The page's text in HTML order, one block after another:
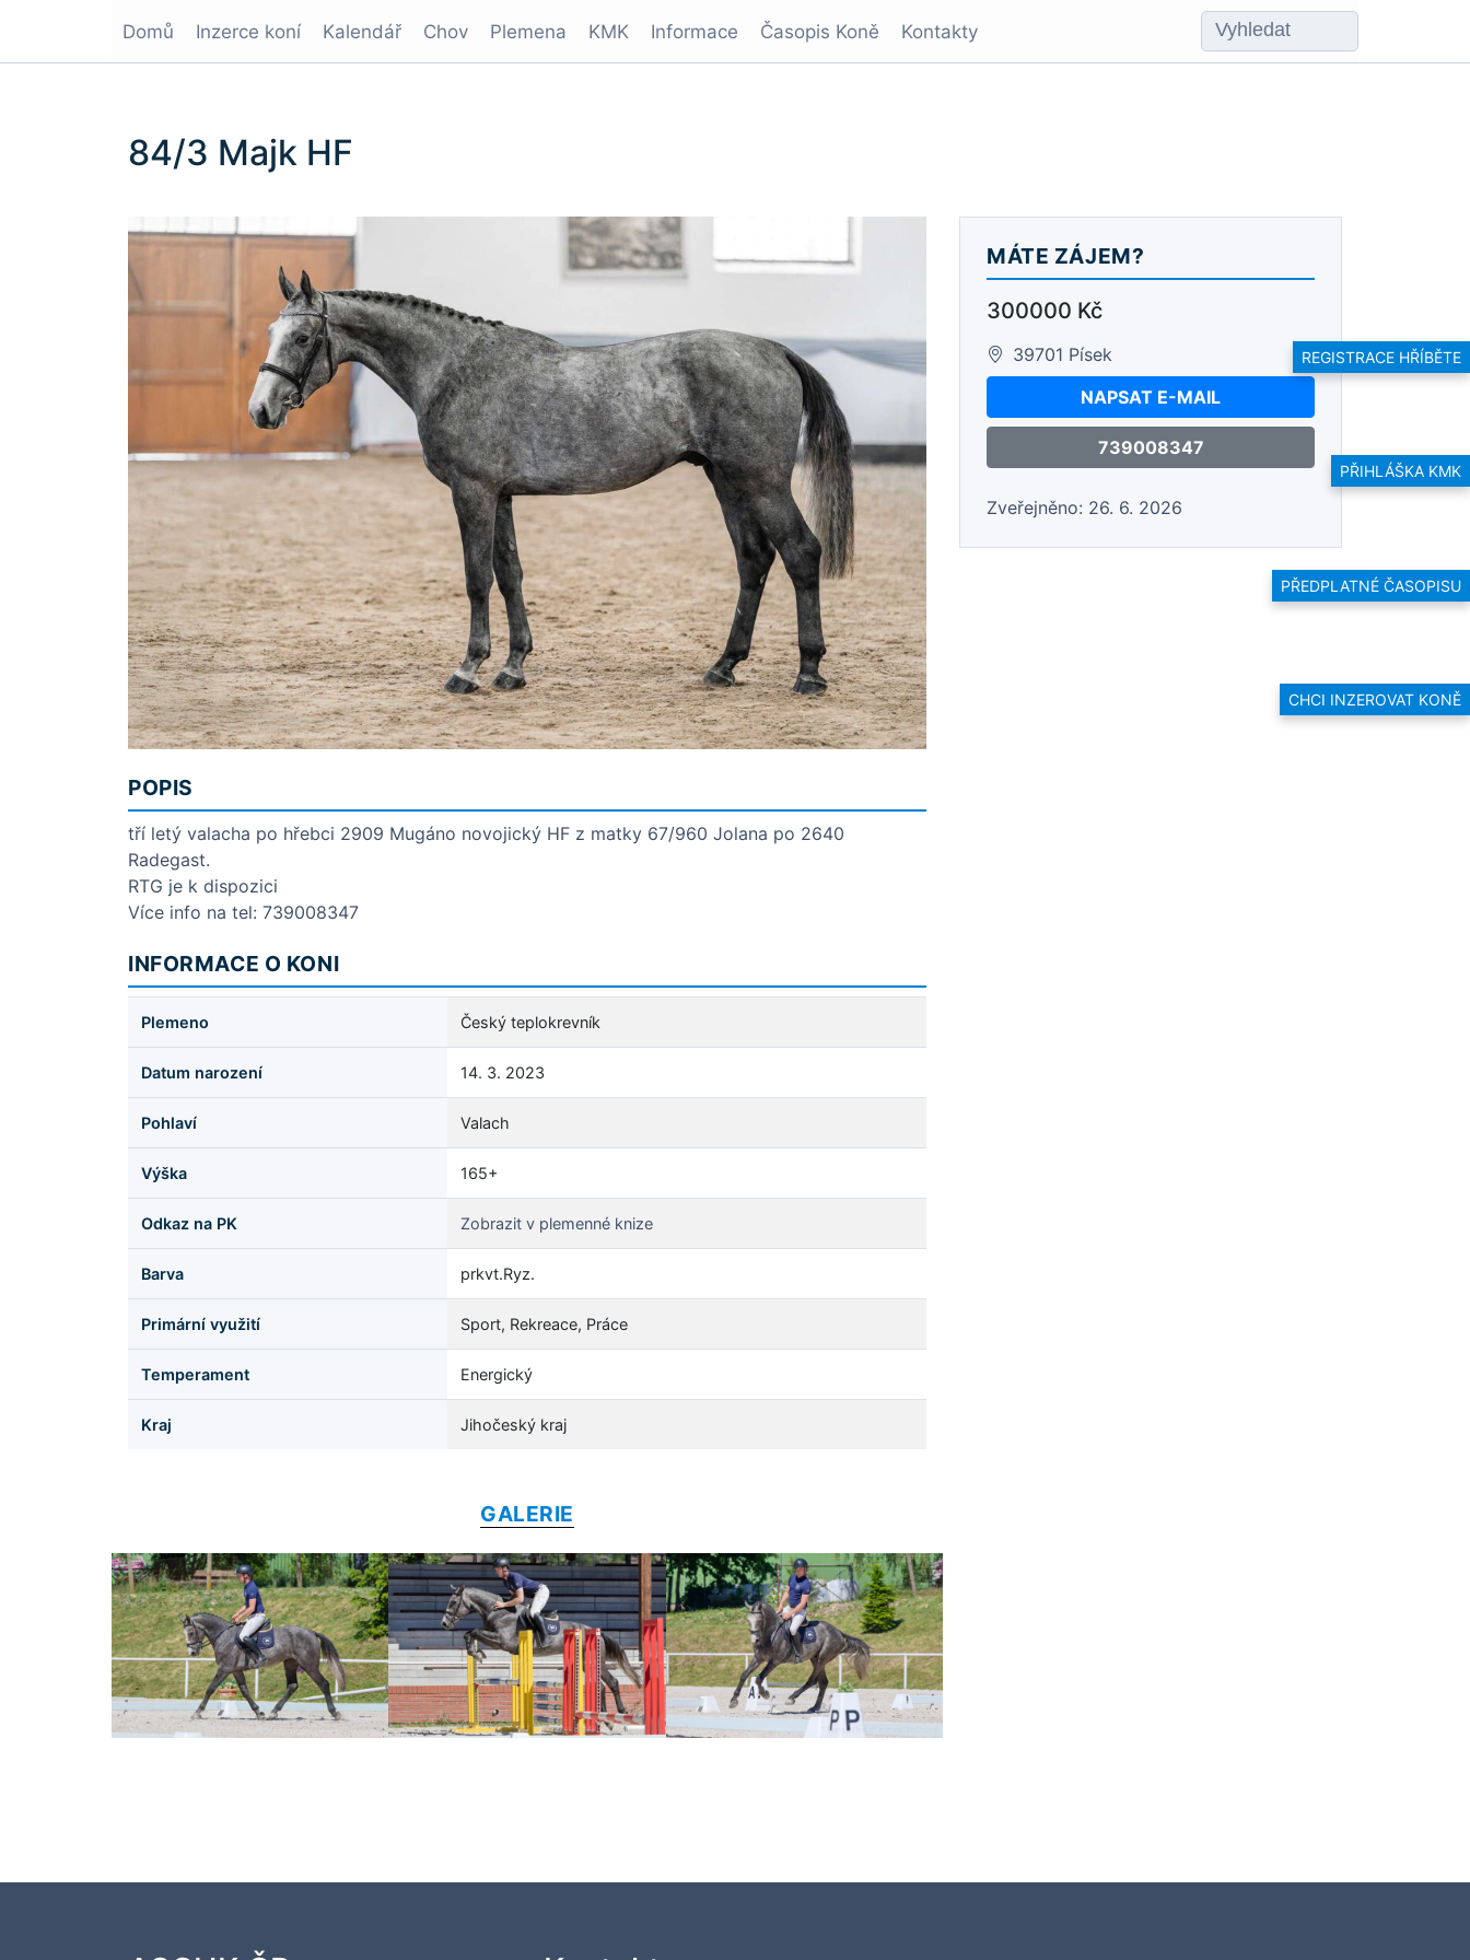
REGISTRACE HŘÍBĚTE
PŘIHLÁŠKA KMK
PŘEDPLATNÉ ČASOPISU
CHCI INZEROVAT KONĚ
Domů Inzerce koní Kalendář Chov Plemena KMK Informace Časopis Koně Kontakty
84/3 Majk HF
POPIS
tří letý valacha po hřebci 2909 Mugáno novojický HF z matky 67/960 Jolana po 2640
Radegast.
RTG je k dispozici
Více info na tel: 739008347
INFORMACE O KONI
Plemeno Český teplokrevník
Datum narození 14. 3. 2023
Pohlaví Valach
Výška 165+
Odkaz na PK Zobrazit v plemenné knize
Barva prkvt.Ryz.
Primární využití Sport, Rekreace, Práce
Temperament Energický
Kraj Jihočeský kraj
GALERIE
MÁTE ZÁJEM?
300000 Kč
39701 Písek
NAPSAT E-MAIL
739008347
Zveřejněno: 26. 6. 2026